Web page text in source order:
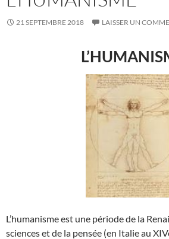
21 SEPTEMBRE 2018 LAISSER UN
L’humanisme est une période de la
sciences et de la pensée (en Italie au